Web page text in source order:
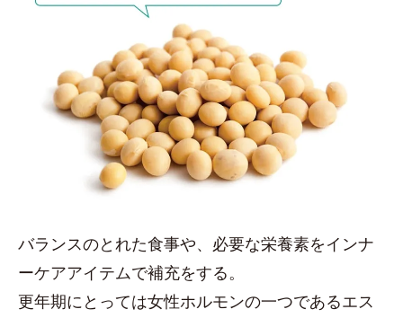
バランスのとれた食事や、必要な栄養素をインナ
ーケアアイテムで補充をする。
更年期にとっては女性ホルモンの一つであるエス